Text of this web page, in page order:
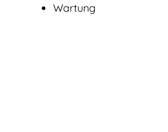
Wartung